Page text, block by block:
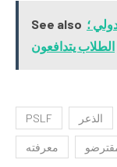
See also ؛
الطلاب يتدافعون
PSLF الذعر
معرفته